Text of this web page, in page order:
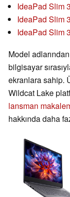
IdeaPad Slim
IdeaPad Slim
IdeaPad Slim
Model
bilgisayar
ekranlara sahip.
Wildcat Lake
lansman
hakkında daha